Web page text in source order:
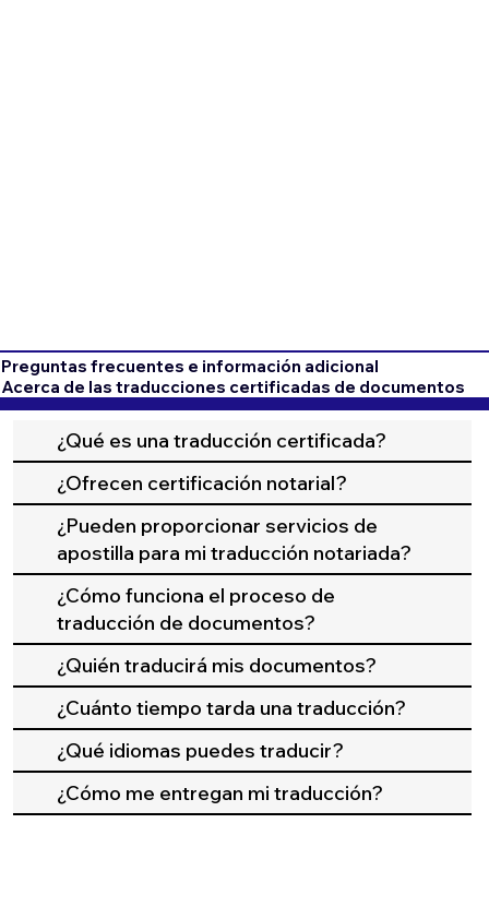
Preguntas frecuentes e información adicional
Acerca de las traducciones certificadas de documentos
¿Qué es una traducción certificada?
¿Ofrecen certificación notarial?
¿Pueden proporcionar servicios de
apostilla para mi traducción notariada?
¿Cómo funciona el proceso de
traducción de documentos?
¿Quién traducirá mis documentos?
¿Cuánto tiempo tarda una traducción?
¿Qué idiomas puedes traducir?
¿Cómo me entregan mi traducción?